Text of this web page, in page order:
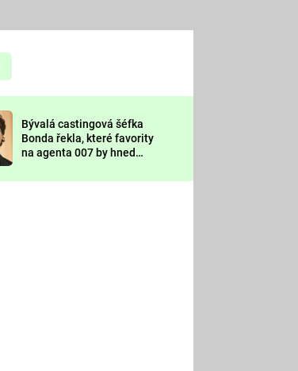
Prima LAJK
Sledujte nás
Bývalá castingová šéfka
Bonda řekla, které favority
na agenta 007 by hned